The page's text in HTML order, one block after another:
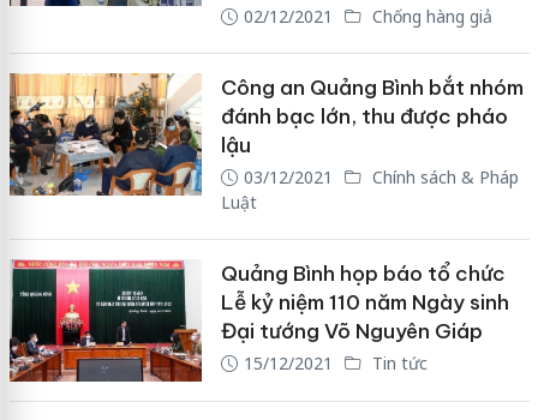
02/12/2021 Chống hàng giả
Công an Quảng Bình bắt nhóm
đánh bạc lớn, thu được pháo
lậu
03/12/2021
Chính sách & Pháp
Luật
Quảng Bình họp báo tổ chức
Lễ kỷ niệm 110 năm Ngày sinh
Đại tướng Võ Nguyên Giáp
15/12/2021 Tin tức